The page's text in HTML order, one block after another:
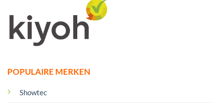
POPULAIRE MERKEN
Showtec